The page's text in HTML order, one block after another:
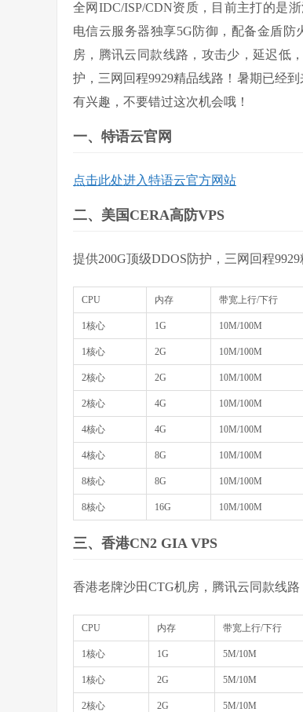
全网IDC/ISP/CDN资质，目前主打的是
电信云服务器独享5G防御，配备金盾
房，腾讯云同款线路，攻击少，延迟低
护，三网回程9929精品线路！暑期已经
有兴趣，不要错过这次机会哦！
一、特语云官网
点击此处进入特语云官方网站
二、美国CERA高防VPS
提供200G顶级DDOS防护，三网回程
CPU 内存 带宽上行/下行
1核心 1G 10M/100M
1核心 2G 10M/100M
2核心 2G 10M/100M
2核心 4G 10M/100M
4核心 4G 10M/100M
4核心 8G 10M/100M
8核心 8G 10M/100M
8核心 16G 10M/100M
三、香港CN2 GIA VPS
香港老牌沙田CTG机房，腾讯云同款线
CPU 内存 带宽上行/下行
1核心 1G 5M/10M
1核心 2G 5M/10M
2核心 2G 5M/10M